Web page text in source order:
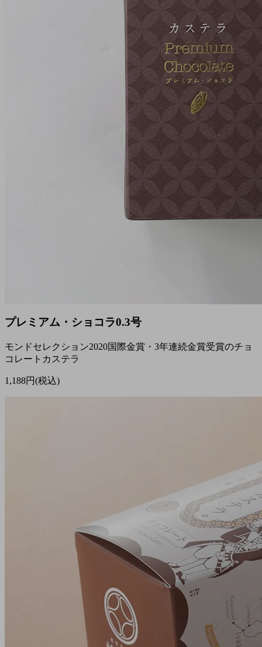
プレミアム・ショコラ0.3号
モンドセレクション2020国際金賞・3年連続金賞受賞のチョ
コレートカステラ
1,188円(税込)